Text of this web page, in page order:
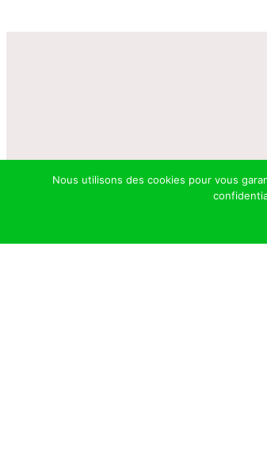
Haras de PITZ
Nous utilisons des cookies pour vous